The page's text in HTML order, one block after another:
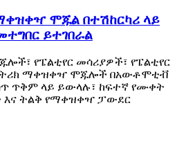
ሞጁል በተሽከርካሪ ላይ
ይተገበራል
የፔልቲየር መሳሪያዎች፣ የፔልቲየር
ማቀዝቀዣ ሞጁሎች በአውቶሞቲቭ
ጥቅም ላይ ይውላሉ፣ ከፍተኛ የሙቀት
እና ትልቅ የማቀዝቀዣ ፓውደር